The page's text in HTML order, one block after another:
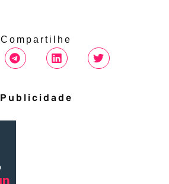
Compartilhe
Publicidade